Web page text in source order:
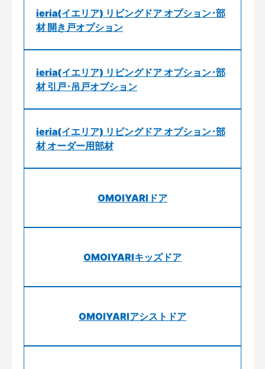
ieria(イエリア) リビングドア オプション･部
材 開き戸オプション
ieria(イエリア) リビングドア オプション･部
材 引戸･吊戸オプション
ieria(イエリア) リビングドア オプション･部
材 オーダー用部材
OMOIYARIドア
OMOIYARIキッズドア
OMOIYARIアシストドア